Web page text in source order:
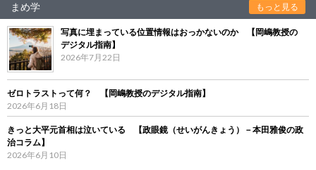
まめ学 もっと見る
写真に埋まっている位置情報はおっかないのか 【岡嶋教授の
デジタル指南】
2026年7月22日
ゼロトラストって何？ 【岡嶋教授のデジタル指南】
2026年6月18日
きっと大平元首相は泣いている 【政眼鏡（せいがんきょう）－本田雅俊の政
治コラム】
2026年6月10日